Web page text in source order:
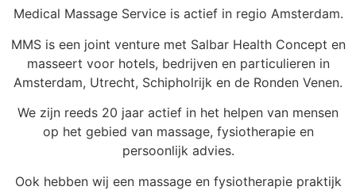
Medical Massage Service is actief in regio Amsterdam.
MMS is een joint venture met Salbar Health Concept en
masseert voor hotels, bedrijven en particulieren in
Amsterdam, Utrecht, Schipholrijk en de Ronden Venen.
We zijn reeds 20 jaar actief in het helpen van mensen
op het gebied van massage, fysiotherapie en
persoonlijk advies.
Ook hebben wij een massage en fysiotherapie praktijk